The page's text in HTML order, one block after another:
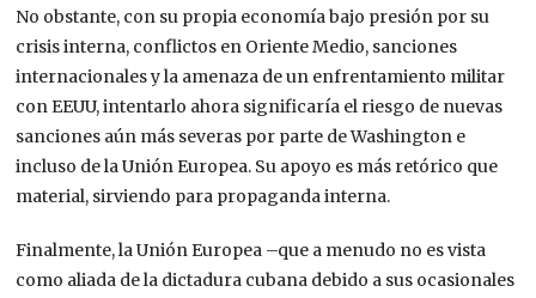
No obstante, con su propia economía bajo presión por su
crisis interna, conflictos en Oriente Medio, sanciones
internacionales y la amenaza de un enfrentamiento militar
con EEUU, intentarlo ahora significaría el riesgo de nuevas
sanciones aún más severas por parte de Washington e
incluso de la Unión Europea. Su apoyo es más retórico que
material, sirviendo para propaganda interna.
Finalmente, la Unión Europea –que a menudo no es vista
como aliada de la dictadura cubana debido a sus ocasionales